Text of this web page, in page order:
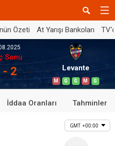
Özeti At Yarışı Bankoları
Sonu
- 2 Levante
M G G M G
İddaa Oranları Tahminler
GMT +00:00